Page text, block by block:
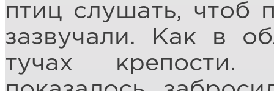
птиц слушать, чтоб
зазвучали. Как в
тучах